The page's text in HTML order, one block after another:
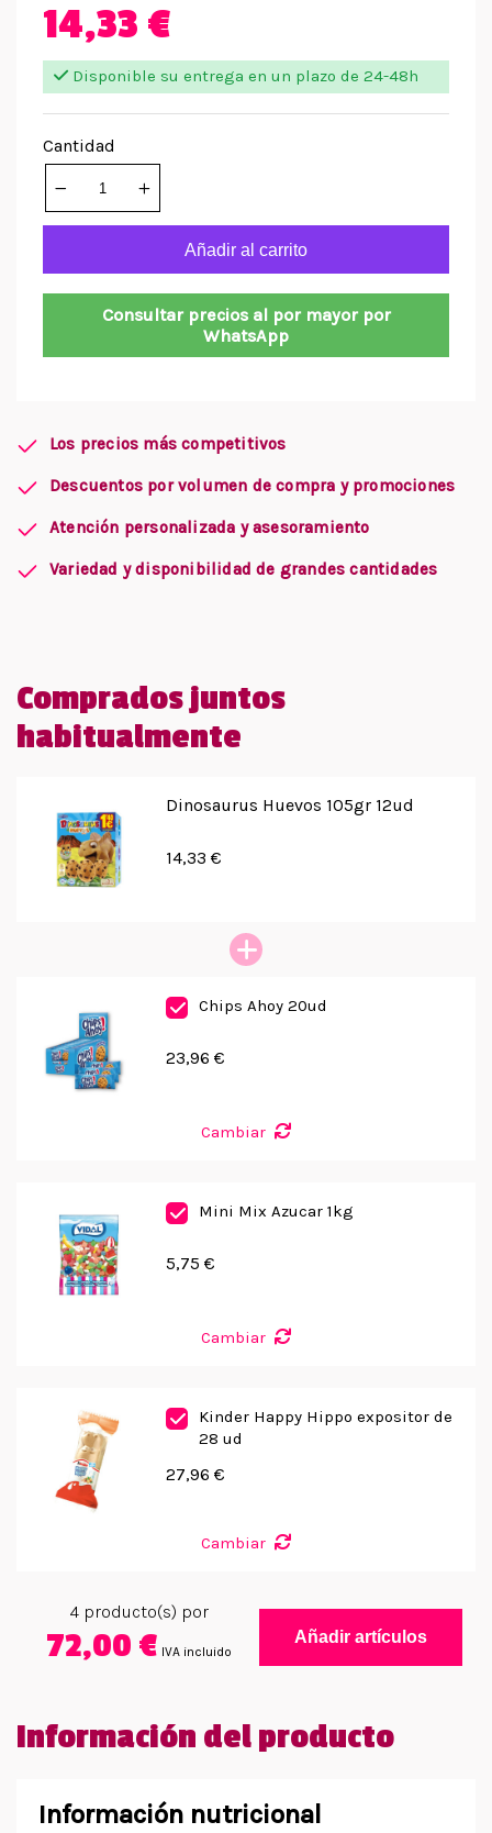
14,33 €
Disponible su entrega en un plazo de 24-48h
Cantidad
Añadir al carrito
Consultar precios al por mayor por
WhatsApp
Los precios más competitivos
Descuentos por volumen de compra y promociones
Atención personalizada y asesoramiento
Variedad y disponibilidad de grandes cantidades
Comprados juntos
habitualmente
Dinosaurus Huevos 105gr 12ud
14,33 €
Chips Ahoy 20ud
23,96 €
Cambiar
Mini Mix Azucar 1kg
5,75 €
Cambiar
Kinder Happy Hippo expositor de
28 ud
27,96 €
Cambiar
4producto(s) por
72,00 € IVA incluido
Añadir artículos
Información del producto
Información nutricional